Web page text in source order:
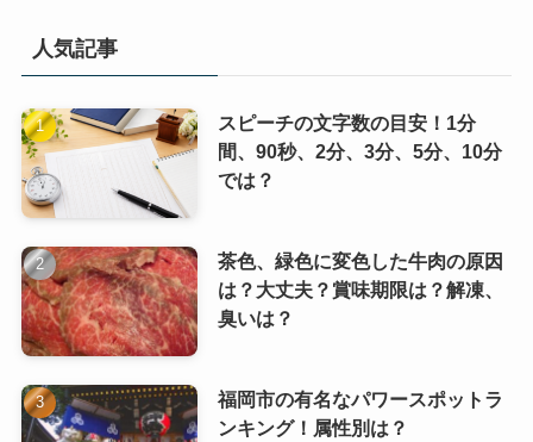
人気記事
スピーチの文字数の目安！1分
間、90秒、2分、3分、5分、10分
では？
茶色、緑色に変色した牛肉の原因
は？大丈夫？賞味期限は？解凍、
臭いは？
福岡市の有名なパワースポットラ
ンキング！属性別は？